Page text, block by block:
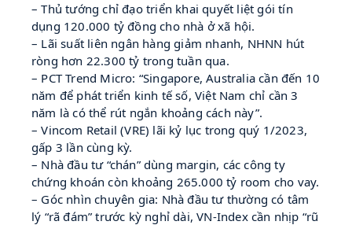
– Thủ tướng chỉ đạo triển khai quyết liệt gói tín
dụng 120.000 tỷ đồng cho nhà ở xã hội.
– Lãi suất liên ngân hàng giảm nhanh, NHNN hút
ròng hơn 22.300 tỷ trong tuần qua.
– PCT Trend Micro: “Singapore, Australia cần đến 10
năm để phát triển kinh tế số, Việt Nam chỉ cần 3
năm là có thể rút ngắn khoảng cách này”.
– Vincom Retail (VRE) lãi kỷ lục trong quý 1/2023,
gấp 3 lần cùng kỳ.
– Nhà đầu tư “chán” dùng margin, các công ty
chứng khoán còn khoảng 265.000 tỷ room cho vay.
– Góc nhìn chuyên gia: Nhà đầu tư thường có tâm
lý “rã đám” trước kỳ nghỉ dài, VN-Index cần nhịp “rũ